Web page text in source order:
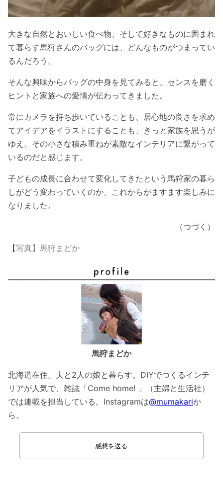
大きな自然とおいしい食べ物、そして好きなものに囲まれ
て暮らす馬狩さんのバッグには、どんなものがつまってい
るんだろう。
そんな興味からバッグの中身を見てみると、センスを磨く
ヒントと家族への愛情が伝わってきました。
常にカメラを持ち歩いていることも、居心地の良さを求め
てアイデアをイラストにすることも、きっと家族を思うが
ゆえ。その小さな積み重ねが素敵なインテリアに繋がって
いるのだと感じます。
子どもの成長に合わせて変化してきたという馬狩家の暮ら
しがどう変わっていくのか、これからがますます楽しみに
なりました。
（つづく）
【写真】馬狩まどか
馬狩まどか
北海道在住。夫と2人の娘と暮らす。DIYでつくるインテ
リアが人気で、雑誌「Come home! 」（主婦と生活社）
では連載を担当している。Instagramは@mumakariか
ら。
感想を送る